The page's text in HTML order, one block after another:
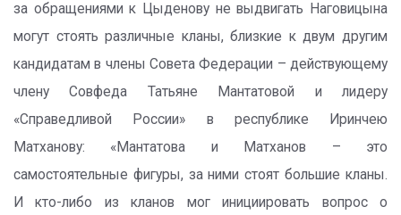
за обращениями к Цыденову не выдвигать Наговицына
могут стоять различные кланы, близкие к двум другим
кандидатам в члены Совета Федерации – действующему
члену Совфеда Татьяне Мантатовой и лидеру
«Справедливой России» в республике Иринчею
Матханову: «Мантатова и Матханов – это
самостоятельные фигуры, за ними стоят большие кланы.
И кто-либо из кланов мог инициировать вопрос о